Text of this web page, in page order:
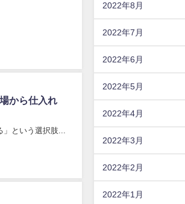
から仕入れ
という選択肢...
2022年8月
2022年7月
2022年6月
2022年5月
2022年4月
2022年3月
2022年2月
2022年1月